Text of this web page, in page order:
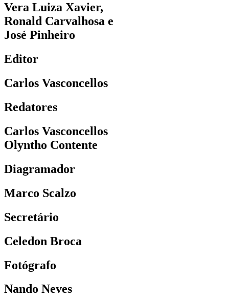
Vera Luiza Xavier,
Ronald Carvalhosa e
José Pinheiro
Editor
Carlos Vasconcellos
Redatores
Carlos Vasconcellos
Olyntho Contente
Diagramador
Marco Scalzo
Secretário
Celedon Broca
Fotógrafo
Nando Neves